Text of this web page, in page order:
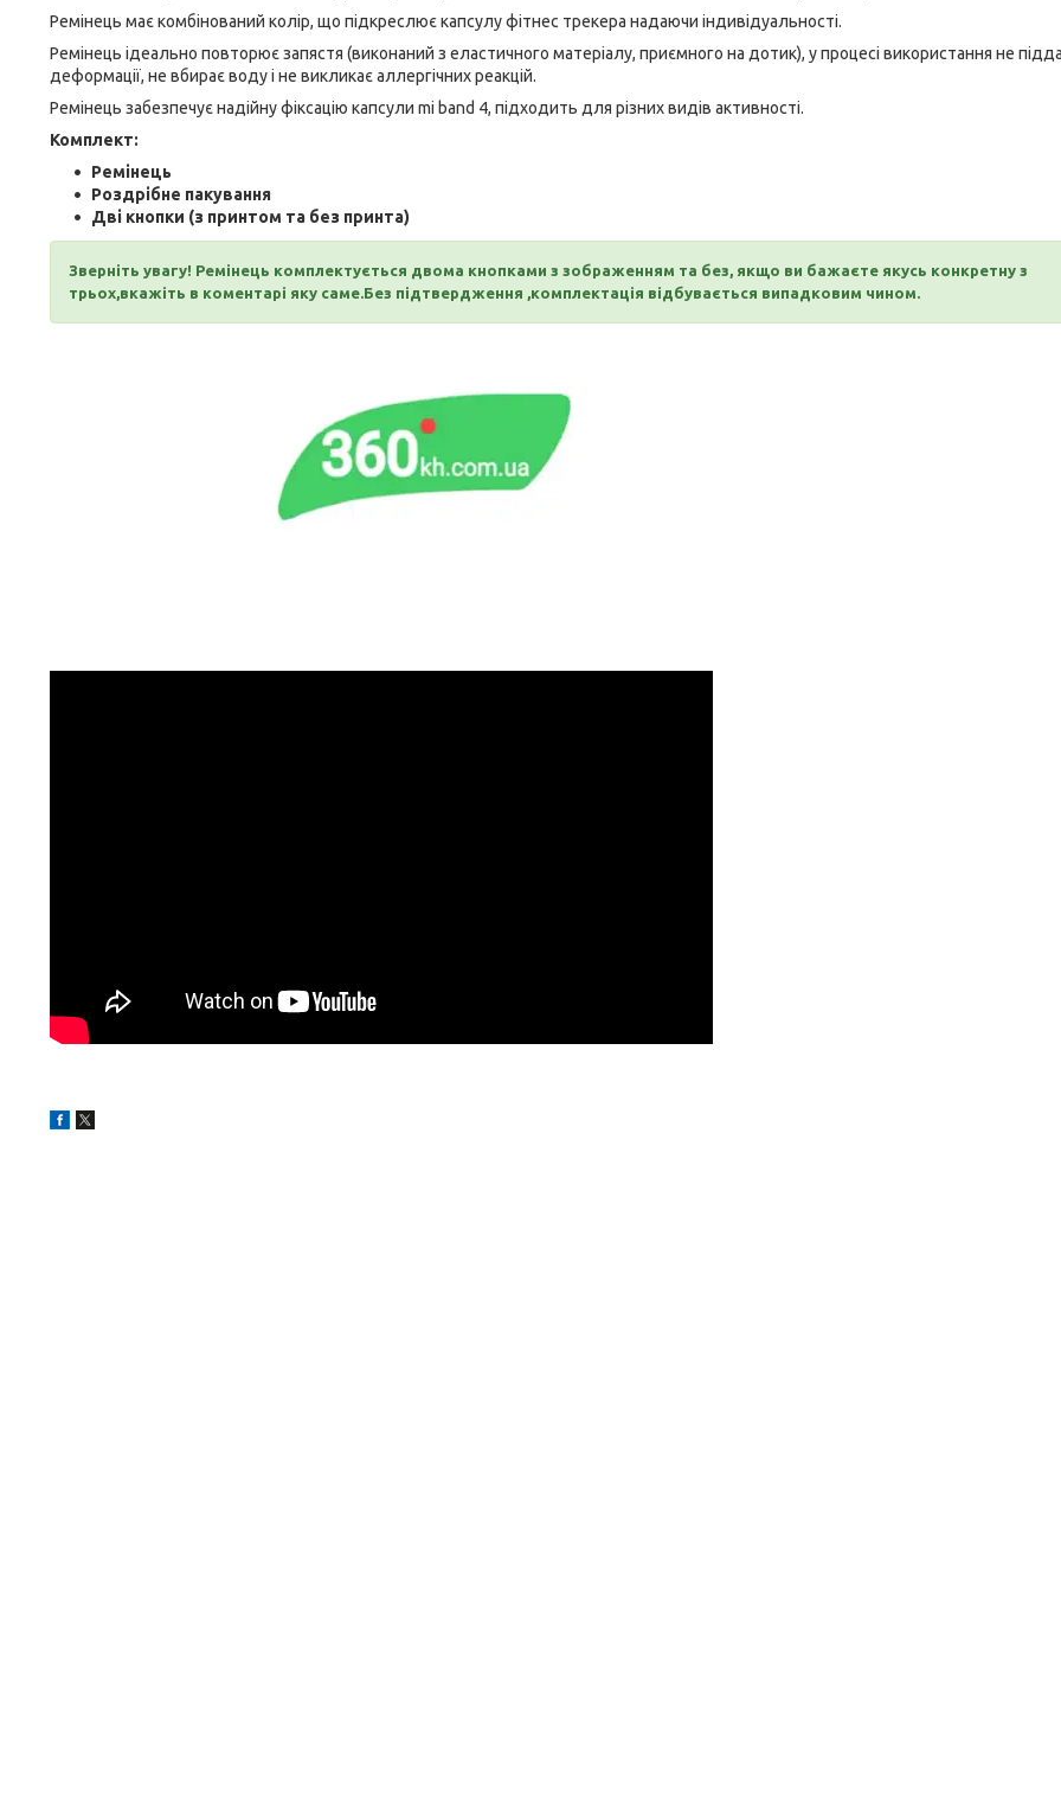
Ремінець має комбінований колір, що підкреслює капсулу фітнес трекера надаючи індивідуальності.
Ремінець ідеально повторює запястя (виконаний з еластичного матеріалу, приємного на дотик), у процесі використання не
деформації, не вбирає воду і не викликає аллергічних реакцій.
Ремінець забезпечує надійну фіксацію капсули mi band 4, підходить для різних видів активності.
Комплект:
Ремінець
Роздрібне пакування
Дві кнопки (з принтом та без принта)
Зверніть увагу! Ремінець комплектується двома кнопками з зображенням та без, якщо ви бажаєте якусь конкретну з
трьох,вкажіть в коментарі яку саме.Без підтвердження ,комплектація відбувається випадковим чином.